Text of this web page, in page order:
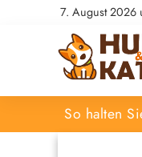
7. August 2026
So halten